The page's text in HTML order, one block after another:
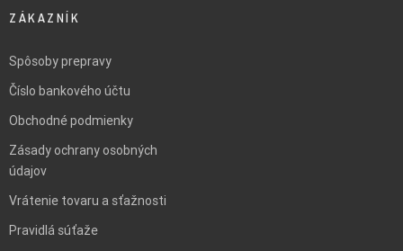
ZÁKAZNÍK
Spôsoby prepravy
Číslo bankového účtu
Obchodné podmienky
Zásady ochrany osobných
údajov
Vrátenie tovaru a sťažnosti
Pravidlá súťaže